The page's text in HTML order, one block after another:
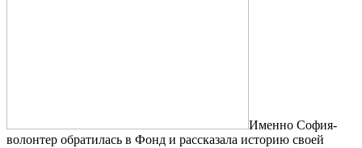
Именно София-
волонтер обратилась в Фонд и рассказала историю своей